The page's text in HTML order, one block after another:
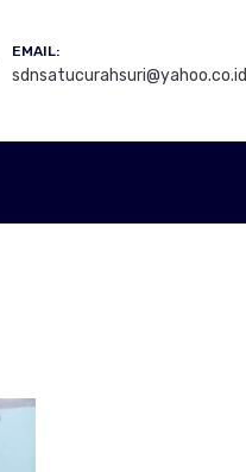
EMAIL:
sdnsatucurahsuri@yahoo.co.id